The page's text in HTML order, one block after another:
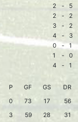
2 -
5
2 -
2
3 -
2
4 -
3
0 - 1
1 -
0
4 -
1
P GF GS
DR
0 73 17
56
3 59 28
31